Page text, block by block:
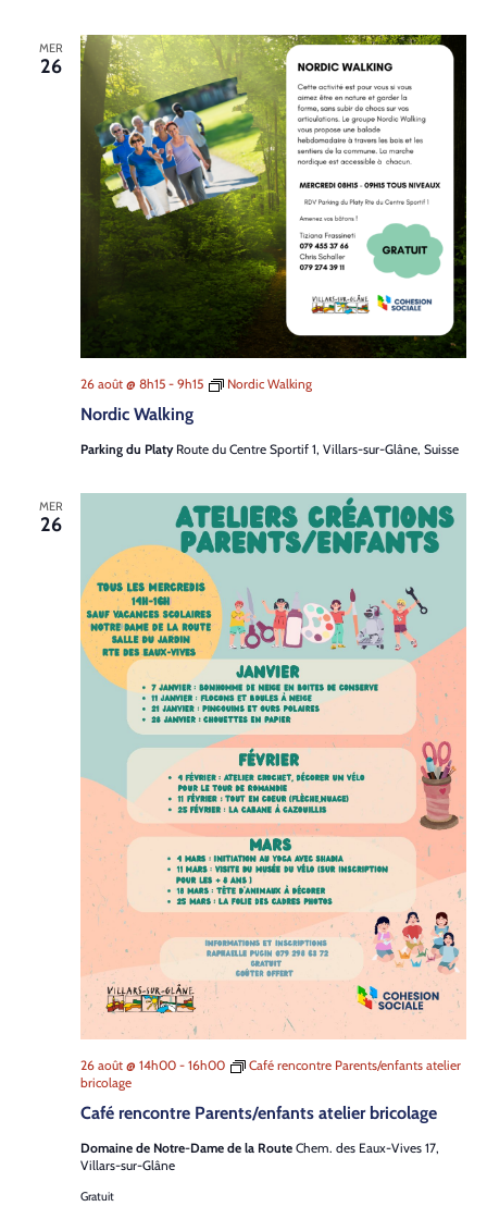
enfants
de
l’é­
cole
pri­
maire
MER
26
Nordic Walking
26 août @ 8h15- 9h15 Nordic Walking
Parking du Platy Route du Centre Sportif 1, Villars-sur-Glâne, Suisse
MER
26
Café rencontre Parents/enfants atelier bricolage
26 août @ 14h00- 16h00
Café rencontre Parents/enfants atelier
bricolage
Domaine de Notre-Dame de la Route Chem. des Eaux-Vives 17,
Villars-sur-Glâne
Gratuit